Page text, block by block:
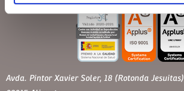
Avda. Pintor Xavier Soler, 18 (Rotonda Jesuitas)